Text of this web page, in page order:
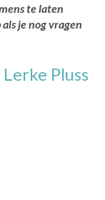
te laten
je nog vragen
Pluss